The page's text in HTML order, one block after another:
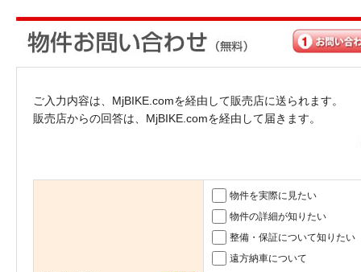
ご入力内容は、MjBIKE.comを経由して販売店に送られます。
販売店からの回答は、MjBIKE.comを経由して届きます。
物件を実際に見たい
物件の詳細が知りたい
整備・保証について知りたい
遠方納車について